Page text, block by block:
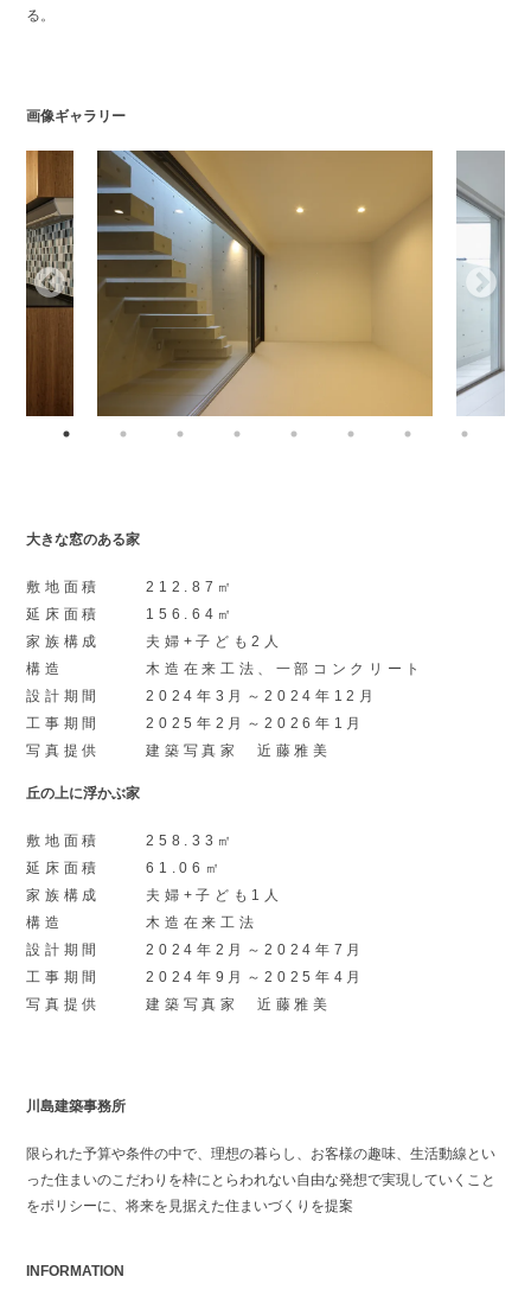
る。
画像ギャラリー
大きな窓のある家
敷地面積
212.87㎡
延床面積
156.64㎡
家族構成
夫婦+子ども2人
構造
木造在来工法、一部コンクリート
設計期間
2024年3月～2024年12月
工事期間
2025年2月～2026年1月
写真提供
建築写真家 近藤雅美
丘の上に浮かぶ家
敷地面積
258.33㎡
延床面積
61.06㎡
家族構成
夫婦+子ども1人
構造
木造在来工法
設計期間
2024年2月～2024年7月
工事期間
2024年9月～2025年4月
写真提供
建築写真家 近藤雅美
川島建築事務所
限られた予算や条件の中で、理想の暮らし、お客様の趣味、生活動線とい
った住まいのこだわりを枠にとらわれない自由な発想で実現していくこと
をポリシーに、将来を見据えた住まいづくりを提案
INFORMATION